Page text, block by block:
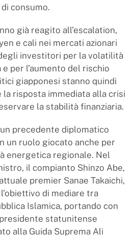
consumo.
già reagito all’escalation,
e cali nei mercati azionari
investitori per la volatilità
per l’aumento del rischio
giapponesi stanno quindi
la risposta immediata alla crisi
la stabilità finanziaria.
precedente diplomatico
un ruolo giocato anche per
energetica regionale. Nel
il compianto Shinzo Abe,
premier Sanae Takaichi,
di mediare tra
Islamica, portando con
statunitense
alla Guida Suprema Ali